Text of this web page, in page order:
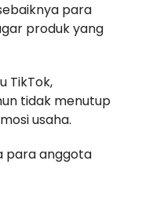
para
produk yang
TikTok,
tidak menutup
usaha.
para anggota